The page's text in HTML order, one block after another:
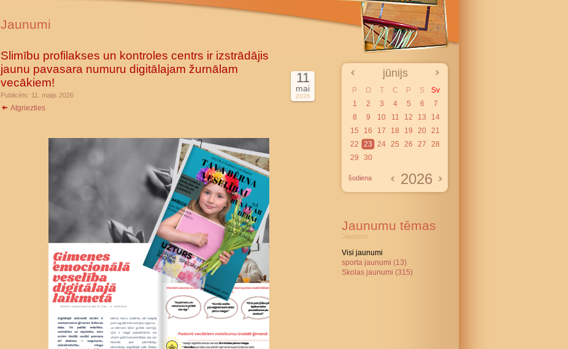
Jaunumi
Slimību profilakses un kontroles centrs ir izstrādājis
jaunu pavasara numuru digitālajam žurnālam
vecākiem!
Publicēts: 11. maijs 2026
11
mai
2026
Atgriezties
jūnijs
P O T C P S
Sv
1
2 3 4 5 6
7
8
9 10 11 12 13
14
15
16 17 18 19 20 21
22
23 24 25 26 27
28
29
30
šodiena 2026
Jaunumu tēmas
Jaunumi:
Visi jaunumi
sporta jaunumi (13)
Skolas jaunumi (315)